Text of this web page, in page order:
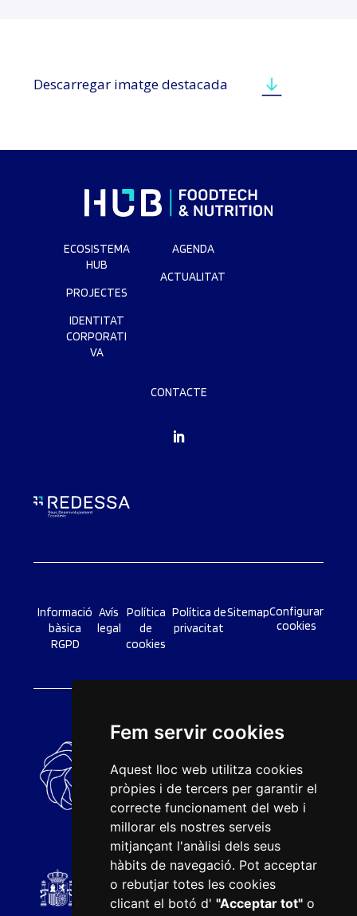
Fem servir cookies
Aquest lloc web utilitza cookies
pròpies i de tercers per garantir el
correcte funcionament del web i
millorar els nostres serveis
mitjançant l'anàlisi dels seus
hàbits de navegació. Pot acceptar
o rebutjar totes les cookies
clicant el botó d' "Acceptar tot"o
Descarregar imatge destacada
ECOSISTEMA
HUB
PROJECTES
IDENTITAT
CORPORATI
VA
AGENDA
ACTUALITAT
CONTACTE
Informació
bàsica
RGPD
Avís
legal
Política
de
cookies
Política de
privacitat
SitemapConfigurar
cookies